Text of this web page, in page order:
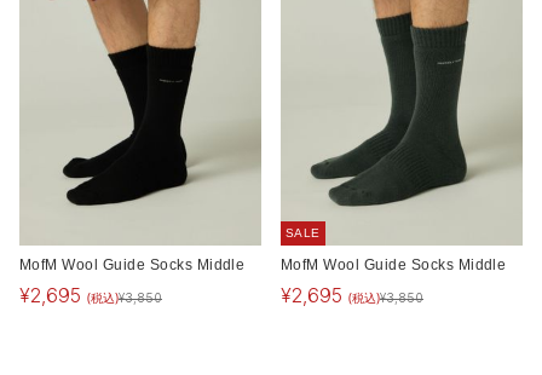
MofM Wool Guide Socks Middle
¥2,695 (税込)¥3,850
SALE
MofM Wool Guide Socks Middle
¥2,695 (税込)¥3,850